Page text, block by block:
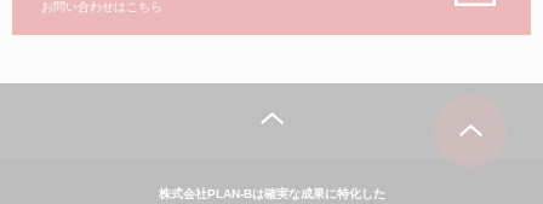
お問い合わせはこちら
株式会社PLAN-Bは確実な成果に特化した